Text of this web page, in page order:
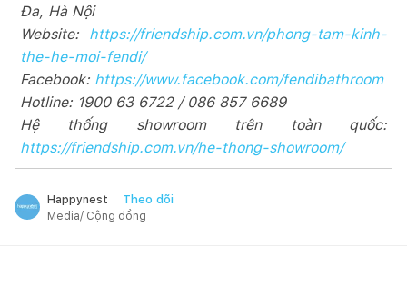
Đa, Hà Nội
Website: https://friendship.com.vn/phong-tam-kinh-
the-he-moi-fendi/
Facebook: https://www.facebook.com/fendibathroom
Hotline: 1900 63 6722 / 086 857 6689
Hệ thống showroom trên toàn quốc:
https://friendship.com.vn/he-thong-showroom/
Happynest Theo dõi
Media/ Cộng đồng